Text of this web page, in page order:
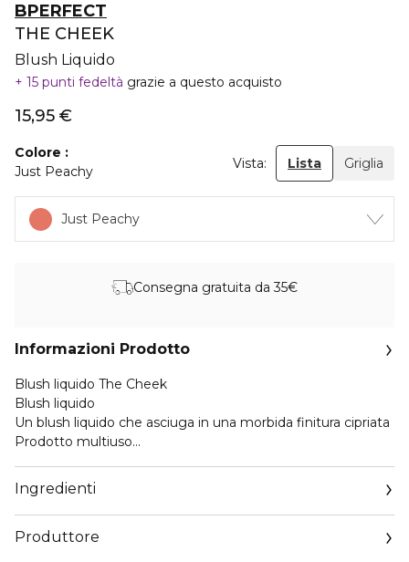
BPERFECT
THE CHEEK
Blush Liquido
15 punti fedeltà grazie a questo acquisto
15,95 €
Colore
Just Peachy
Vista: Lista Griglia
Just Peachy
Consegna gratuita da 35€
Informazioni Prodotto
Blush liquido The Cheek
Blush liquido
Un blush liquido che asciuga in una morbida finitura cipriata
Prodotto multiuso
Avanti, come puoi non provarlo
Ingredienti
Produttore